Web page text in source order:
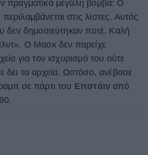
πραγματικά μεγάλη βόμβα: Ο
στις λίστες. Αυτός
δεν δημοσιεύτηκαν ποτέ. Καλή
Ο Μασκ δεν παρείχε
για τον ισχυρισμό του ούτε
δει τα αρχεία. Ωστόσο, ανέβασε
σε πάρτι του Επστάιν από